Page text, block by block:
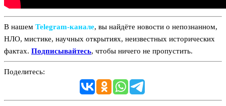
В нашем Telegram‑канале, вы найдёте новости о непознанном,
НЛО, мистике, научных открытиях, неизвестных исторических
фактах. Подписывайтесь, чтобы ничего не пропустить.
Поделитесь: